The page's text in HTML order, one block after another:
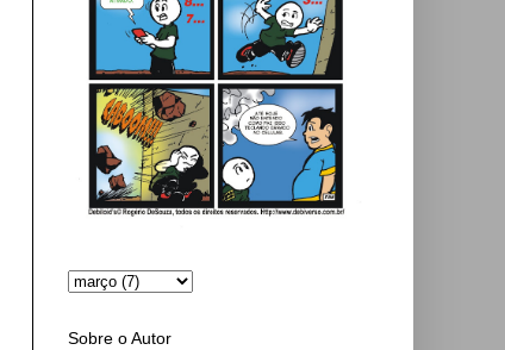
Sobre o Autor